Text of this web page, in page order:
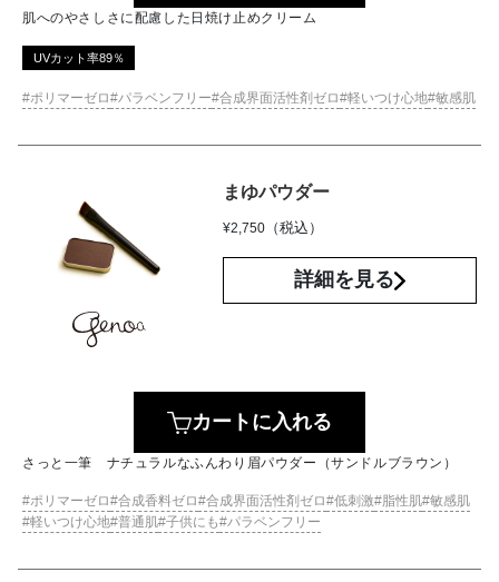
肌へのやさしさに配慮した日焼け止めクリーム
UVカット率89％
ポリマーゼロ パラベンフリー 合成界面活性剤ゼロ 軽いつけ心地 敏感肌
まゆパウダー
¥2,750 （税込）
詳細を見る
カートに入れる
さっと一筆 ナチュラルなふんわり眉パウダー（サンドルブラウン）
ポリマーゼロ 合成香料ゼロ 合成界面活性剤ゼロ 低刺激 脂性肌 敏感肌
軽いつけ心地 普通肌 子供にも パラベンフリー